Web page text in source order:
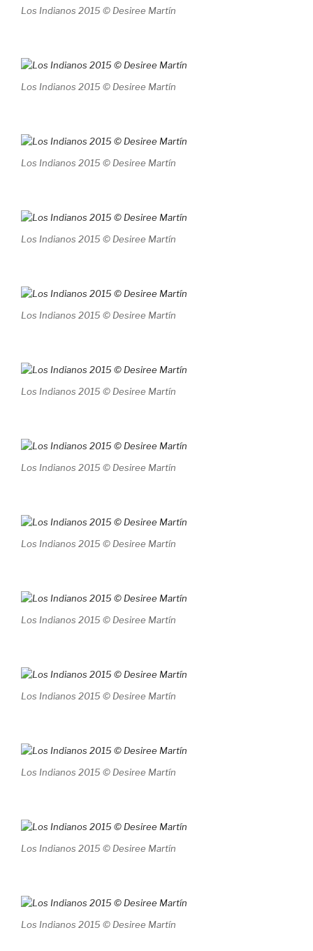
Los Indianos 2015 © Desiree Martín
Los Indianos 2015 © Desiree Martín
Los Indianos 2015 © Desiree Martín
Los Indianos 2015 © Desiree Martín
Los Indianos 2015 © Desiree Martín
Los Indianos 2015 © Desiree Martín
Los Indianos 2015 © Desiree Martín
Los Indianos 2015 © Desiree Martín
Los Indianos 2015 © Desiree Martín
Los Indianos 2015 © Desiree Martín
Los Indianos 2015 © Desiree Martín
Los Indianos 2015 © Desiree Martín
Los Indianos 2015 © Desiree Martín